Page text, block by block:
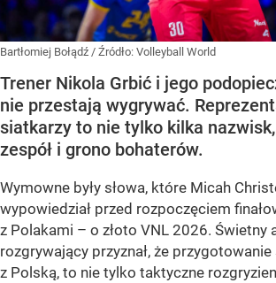
Bartłomiej Bołądź / Źródło: Volleyball World
Trener Nikola Grbić i jego
nie przestają wygrywać.
siatkarzy to nie tylko kilka
zespół i grono bohaterów.
Wymowne były słowa, które Micah
wypowiedział przed rozpoczęciem
z Polakami – o złoto VNL 2026. Świetny
rozgrywający przyznał, że
z Polską, to nie tylko taktyczne